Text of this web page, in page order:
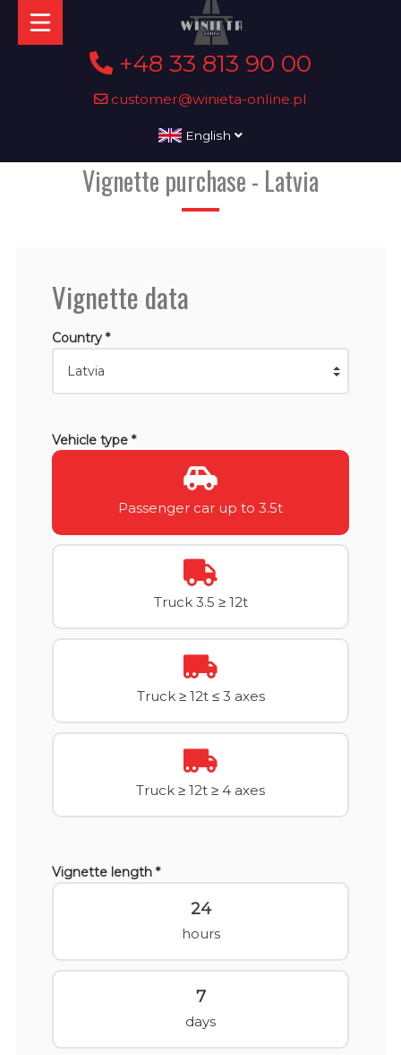
+48 33 813 90 00
customer@winieta-online.pl
English
Vignette purchase - Latvia
Vignette data
Country *
Vehicle type *
Passenger car up to 3.5t
Truck 3.5 ≥ 12t
Truck ≥ 12t ≤ 3 axes
Truck ≥ 12t ≥ 4 axes
Vignette length *
24
hours
7
days